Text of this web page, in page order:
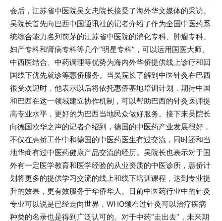
会后，江苏省中医院吴文忠院长接受了海外华文媒体的采访。
吴院长首先向巴西中国通讯社的记者介绍了作为全国中医药系
统综合能力名列前茅的江苏省中医院的消化专科、肿瘤专科、
妇产专科和肾病专科等几个“明星专科”，可以运用国医大师、
中西医结合、中药调理等优势为海内外华侨提供线上诊疗和回
国线下优先就诊等惠侨服务。当吴院长了解到中医针灸在巴西
很受欢迎时，他表示以后将依托惠侨基地培训计划，期待中国
和巴西在这一领域建立协作机制，可以帮助巴西的针灸医师提
高专业水平，更好的为巴西当地民众做好服务。接下来吴院长
向德国欧华之声的记者介绍到，德国的中医药产业发展很好，
不仅在惠侨工作中和德国的中医药医生有过交流，同时还和当
地华商有过中医药健康产品交流的经历。吴院长也表示对于国
外有一定医学教育和医学经验的从业资质的中医诊所，惠侨计
划将更多的提供学习交流的线上和线下培训课程，达到专业提
升的效果，更有效服务于华侨华人。目前中医药行业中的针灸
专业可以说是已经走向世界，WHO颁布过针灸可以治疗疾病
种类的名录也是得到广泛认可的。对于中药“走出去”，未来期